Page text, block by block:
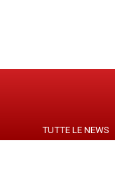
TUTTE LE NEWS